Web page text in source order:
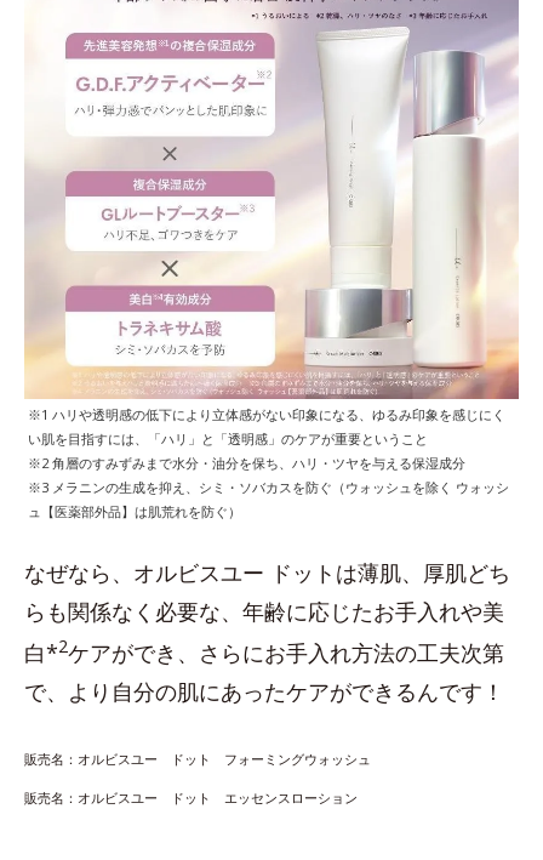
※1 ハリや透明感の低下により立体感がない印象になる、ゆるみ印象を感じにく
い肌を目指すには、「ハリ」と「透明感」のケアが重要ということ
※2 角層のすみずみまで水分・油分を保ち、ハリ・ツヤを与える保湿成分
※3 メラニンの生成を抑え、シミ・ソバカスを防ぐ（ウォッシュを除く ウォッシ
ュ【医薬部外品】は肌荒れを防ぐ）
なぜなら、オルビスユー ドットは薄肌、厚肌どち
らも関係なく必要な、年齢に応じたお手入れや美
白*2ケアができ、さらにお手入れ方法の工夫次第
で、より自分の肌にあったケアができるんです！
販売名：オルビスユー ドット フォーミングウォッシュ
販売名：オルビスユー ドット エッセンスローション